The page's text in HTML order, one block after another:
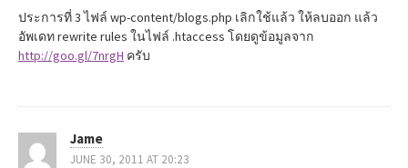
ประการที่ 3 ไฟล์ wp-content/blogs.php เลิกใช้แล้ว ให้ลบออก แล้ว
อัพเดท rewrite rules ในไฟล์ .htaccess โดยดูข้อมูลจาก
http://goo.gl/7nrgH ครับ
Jame
JUNE 30, 2011 AT 20:23